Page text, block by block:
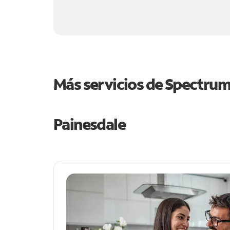
Más servicios de
Painesdale